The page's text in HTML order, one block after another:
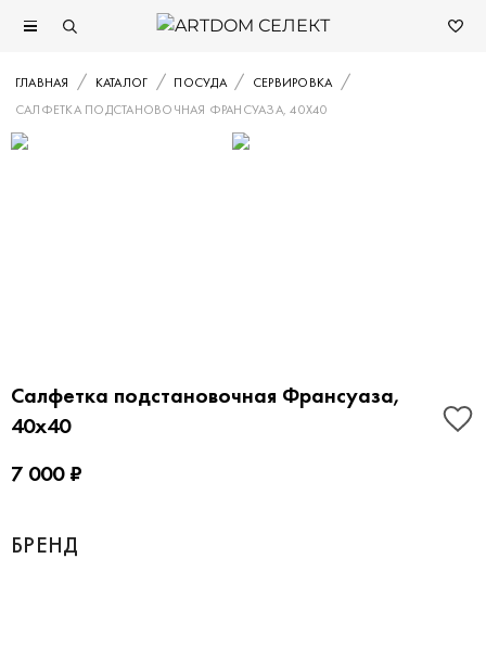
ГЛАВНАЯ КАТАЛОГ ПОСУДА
СЕРВИРОВКА
САЛФЕТКА ПОДСТАНОВОЧНАЯ ФРАНСУАЗА, 40Х40
Салфетка подстановочная Франсуаза,
40х40
7 000 ₽
БРЕНД